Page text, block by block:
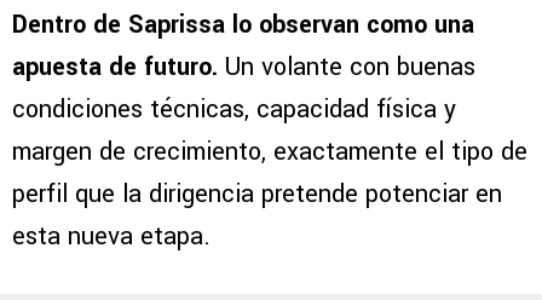
Dentro de Saprissa lo observan como una
apuesta de futuro. Un volante con buenas
condiciones técnicas, capacidad física y
margen de crecimiento, exactamente el tipo de
perfil que la dirigencia pretende potenciar en
esta nueva etapa.